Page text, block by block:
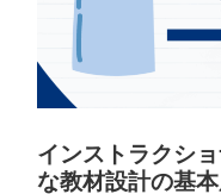
インストラクシ
な教材設計の基